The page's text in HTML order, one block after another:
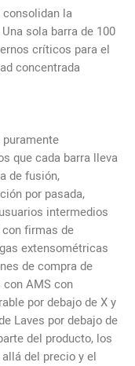
la
sola barra de 100
críticos para el
concentrada
que cada barra lleva
de fusión,
por pasada,
intermedios
firmas de
extensométricas
de compra de
AMS con
por debajo de X y
Laves por debajo de
del producto, los
del precio y el